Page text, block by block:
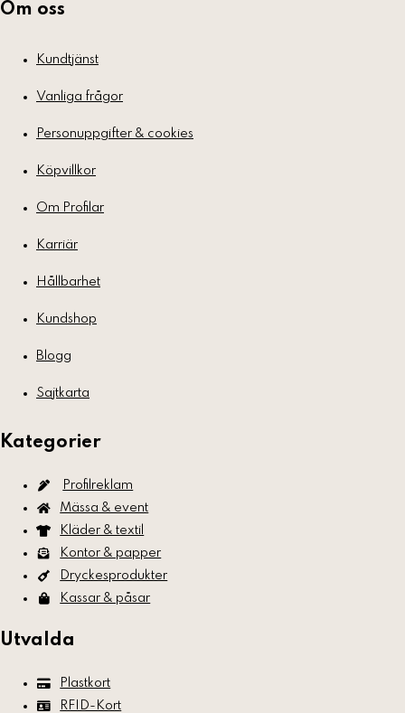
Om oss
Kundtjänst
Vanliga frågor
Personuppgifter & cookies
Köpvillkor
Om Profilar
Karriär
Hållbarhet
Kundshop
Blogg
Sajtkarta
Kategorier
Profilreklam
Mässa & event
Kläder & textil
Kontor & papper
Dryckesprodukter
Kassar & påsar
Utvalda
Plastkort
RFID-Kort